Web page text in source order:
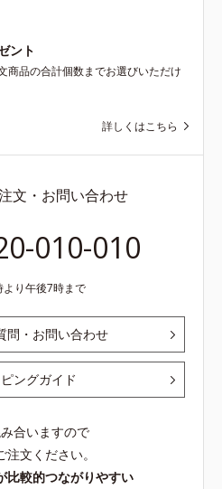
ント
商品の合計個数までお選びいただけ
詳しくはこちら
文・お問い合わせ
010-010
より午後7時まで
問・お問い合わせ
ングガイド
合いますので
注文ください。
比較的つながりやすい